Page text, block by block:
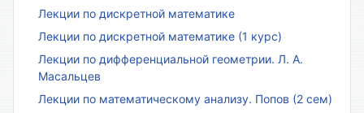
Лекции по дискретной математике
Лекции по дискретной математике (1 курс)
Лекции по дифференциальной геометрии. Л. А.
Масальцев
Лекции по математическому анализу. Попов (2 сем)